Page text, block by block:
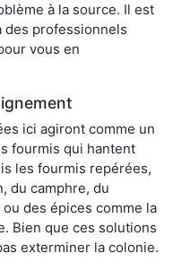
à la source. Il est
des professionnels
vous en
ici agiront comme un
fourmis qui hantent
les fourmis repérées,
du camphre, du
des épices comme la
Bien que ces solutions
exterminer la colonie.